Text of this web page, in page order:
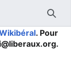
. Pour